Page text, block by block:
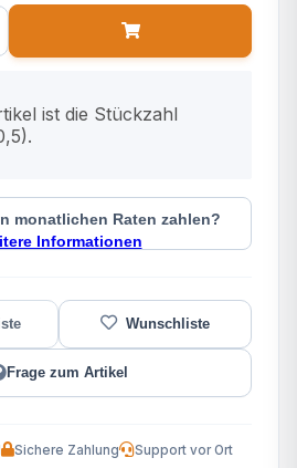
ist die Stückzahl
monatlichen Raten zahlen?
Informationen
Frage zum Artikel
Sichere Zahlung Support vor Ort